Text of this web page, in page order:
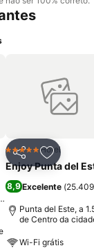
favoritos
Partilhar
5 EstrelasHotel
Enjoy Punta del
8,9Excelente (
Punta del Este, a
de Centro da
Wi-Fi grátis